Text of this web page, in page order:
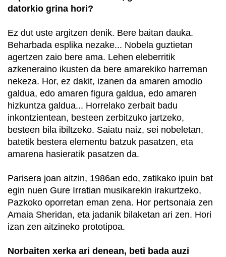
datorkio grina hori?
Ez dut uste argitzen denik. Bere baitan dauka.
Beharbada esplika nezake... Nobela guztietan
agertzen zaio bere ama. Lehen eleberritik
azkeneraino ikusten da bere amarekiko harreman
nekeza. Hor, ez dakit, izanen da amaren amodio
galdua, edo amaren figura galdua, edo amaren
hizkuntza galdua... Horrelako zerbait badu
inkontzientean, besteen zerbitzuko jartzeko,
besteen bila ibiltzeko. Saiatu naiz, sei nobeletan,
batetik bestera elementu batzuk pasatzen, eta
amarena hasieratik pasatzen da.
Parisera joan aitzin, 1986an edo, zatikako ipuin bat
egin nuen Gure Irratian musikarekin irakurtzeko,
Pazkoko oporretan eman zena. Hor pertsonaia zen
Amaia Sheridan, eta jadanik bilaketan ari zen. Hori
izan zen aitzineko prototipoa.
Norbaiten xerka ari denean, beti bada auzi